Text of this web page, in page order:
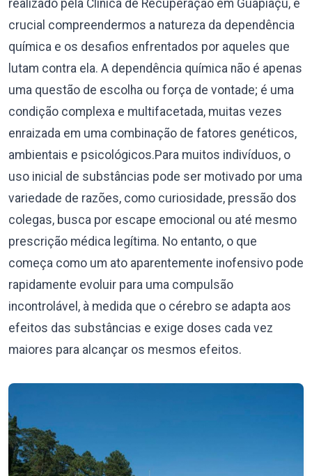
realizado pela Clínica de Recuperação em Guapiaçu, é
crucial compreendermos a natureza da dependência
química e os desafios enfrentados por aqueles que
lutam contra ela. A dependência química não é apenas
uma questão de escolha ou força de vontade; é uma
condição complexa e multifacetada, muitas vezes
enraizada em uma combinação de fatores genéticos,
ambientais e psicológicos.Para muitos indivíduos, o
uso inicial de substâncias pode ser motivado por uma
variedade de razões, como curiosidade, pressão dos
colegas, busca por escape emocional ou até mesmo
prescrição médica legítima. No entanto, o que
começa como um ato aparentemente inofensivo pode
rapidamente evoluir para uma compulsão
incontrolável, à medida que o cérebro se adapta aos
efeitos das substâncias e exige doses cada vez
maiores para alcançar os mesmos efeitos.